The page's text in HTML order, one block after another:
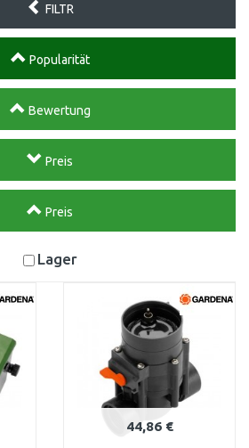
FILTR
Popularität
Bewertung
Preis
Preis
Lager
44,86 €